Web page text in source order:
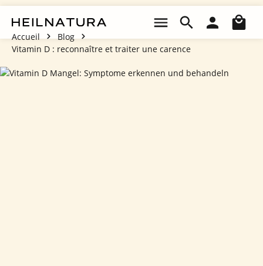
Accueil
Blog
Vitamin D : reconnaître et traiter une carence